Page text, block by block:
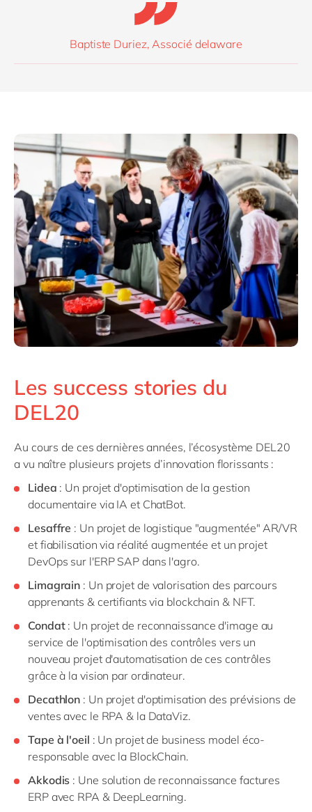
Baptiste Duriez, Associé delaware
Les success stories du
DEL20
Au cours de ces dernières années, l’écosystème DEL20
a vu naître plusieurs projets d’innovation florissants :
Lidea : Un projet d'optimisation de la gestion
documentaire via IA et ChatBot.
Lesaffre : Un projet de logistique "augmentée" AR/VR
et fiabilisation via réalité augmentée et un projet
DevOps sur l'ERP SAP dans l'agro.
Limagrain : Un projet de valorisation des parcours
apprenants & certifiants via blockchain & NFT.
Condat : Un projet de reconnaissance d'image au
service de l'optimisation des contrôles vers un
nouveau projet d'automatisation de ces contrôles
grâce à la vision par ordinateur.
Decathlon : Un projet d'optimisation des prévisions de
ventes avec le RPA & la DataViz.
Tape à l'oeil : Un projet de business model éco-
responsable avec la BlockChain.
Akkodis : Une solution de reconnaissance factures
ERP avec RPA & DeepLearning.